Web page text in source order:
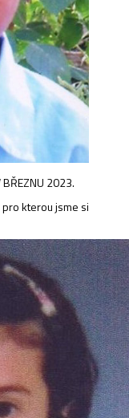
BŘEZNU 2023.
kterou jsme si